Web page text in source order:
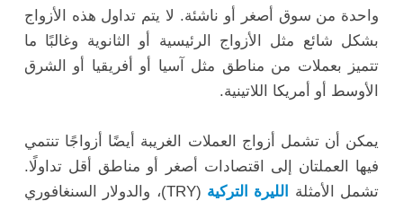
واحدة من سوق أصغر أو ناشئة. لا يتم تداول هذه الأزواج
بشكل شائع مثل الأزواج الرئيسية أو الثانوية وغالبًا ما
تتميز بعملات من مناطق مثل آسيا أو أفريقيا أو الشرق
الأوسط أو أمريكا اللاتينية.
يمكن أن تشمل أزواج العملات الغريبة أيضًا أزواجًا تنتمي
فيها العملتان إلى اقتصادات أصغر أو مناطق أقل تداولًا.
تشمل الأمثلة
الليرة التركية
(TRY)، والدولار السنغافوري